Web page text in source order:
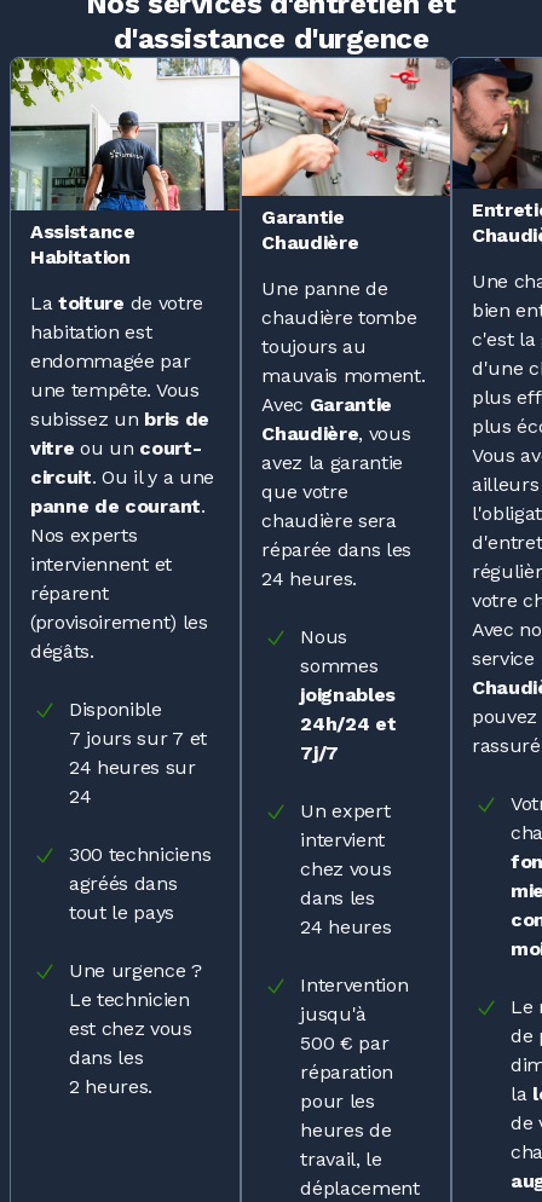
d'assistance d'urgence
Assistance
Habitation
Latoiture de votre
habitation est
endommagée par
une tempête. Vous
subissez un bris de
vitre ou un court-
circuit. Ou il y a une
panne de courant.
Nos experts
interviennent et
réparent
(provisoirement) les
dégâts.
Disponible
7 jours sur 7 et
24 heures sur
24
300 techniciens
agréés dans
tout le pays
Une urgence ?
Le technicien
est chez vous
dans les
2 heures.
Garantie
Chaudière
Une panne de
chaudière tombe
toujours au
mauvais moment.
Avec Garantie
Chaudière, vous
avez la garantie
que votre
chaudière sera
réparée dans les
24 heures.
Nous
sommes
joignables
24h/24 et
7j/7
Un expert
intervient
chez vous
dans les
24 heures
Intervention
jusqu'à
500 € par
réparation
pour les
heures de
travail, le
déplacement
Une
bien
c'est la
d'une
plus
plus
Vous
ailleurs
votre
Avec
service
Le
de
la
de